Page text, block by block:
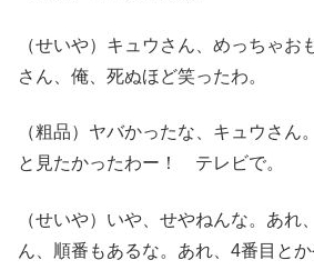
（せいや）キュウさん、めっちゃ
さん、俺、死ぬほど笑ったわ。
（粗品）ヤバかったな、キュウさん
と見たかったわー！ テレビで。
（せいや）いや、せやねんな。あれ
ん、順番もあるな。あれ、4番目と